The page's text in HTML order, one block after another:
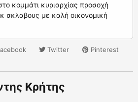
κομμάτι κυριαρχίας προσοχή
σκλαβους με καλή οικονομική
Twitter Pinterest
Κρήτης